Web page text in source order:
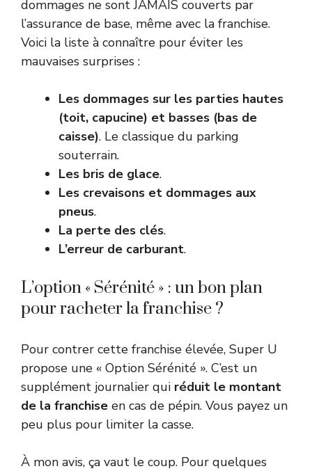
dommages ne sont JAMAIS couverts par
l’assurance de base, même avec la franchise.
Voici la liste à connaître pour éviter les
mauvaises surprises :
Les dommages sur les parties hautes
(toit, capucine) et basses (bas de
caisse). Le classique du parking
souterrain.
Les bris de glace.
Les crevaisons et dommages aux
pneus.
La perte des clés.
L’erreur de carburant.
L’option « Sérénité » : un bon plan
pour racheter la franchise ?
Pour contrer cette franchise élevée, Super U
propose une « Option Sérénité ». C’est un
supplément journalier qui réduit le montant
de la franchise en cas de pépin. Vous payez un
peu plus pour limiter la casse.
À mon avis, ça vaut le coup. Pour quelques